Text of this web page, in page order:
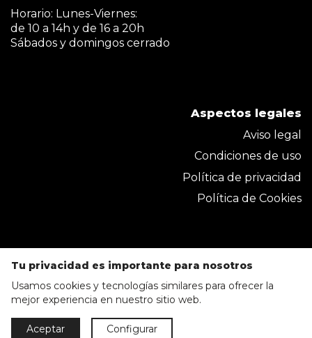
Horario: Lunes-Viernes:
de 10 a 14h y de 16 a 20h
Sábados y domingos cerrado
Aspectos legales
Aviso legal
Condiciones de uso
Política de privacidad
Política de Cookies
Parkmobel Instaladora S.L. 2020 © Todos los
derechos reservados
Tu privacidad es importante para nosotros
Usamos cookies y tecnologías similares para ofrecer la
mejor experiencia en nuestro sitio web.
Aceptar Configurar